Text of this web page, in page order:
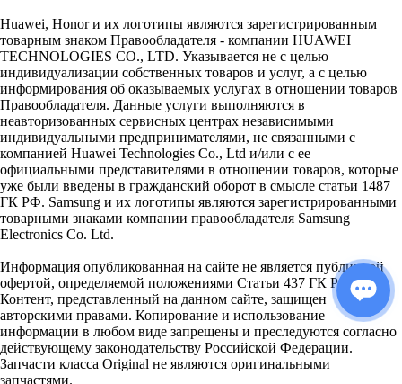
Huawei, Honor и их логотипы являются зарегистрированным
товарным знаком Правообладателя - компании HUAWEI
TECHNOLOGIES CO., LTD. Указывается не с целью
индивидуализации собственных товаров и услуг, а с целью
информирования об оказываемых услугах в отношении товаров
Правообладателя. Данные услуги выполняются в
неавторизованных сервисных центрах независимыми
индивидуальными предпринимателями, не связанными с
компанией Huawei Technologies Co., Ltd и/или с ее
официальными представителями в отношении товаров, которые
уже были введены в гражданский оборот в смысле статьи 1487
ГК РФ. Samsung и их логотипы являются зарегистрированными
товарными знаками компании правообладателя Samsung
Electronics Co. Ltd.
Информация опубликованная на сайте не является публичной
офертой, определяемой положениями Статьи 437 ГК РФ.
Контент, представленный на данном сайте, защищен
авторскими правами. Копирование и использование
информации в любом виде запрещены и преследуются согласно
действующему законодательству Российской Федерации.
Запчасти класса Original не являются оригинальными
запчастями.